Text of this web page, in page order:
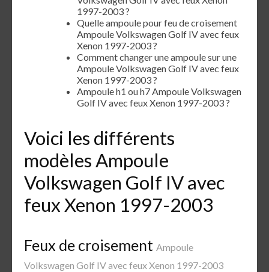
1997-2003 ?
Quelle ampoule pour feu de croisement
Ampoule Volkswagen Golf IV avec feux
Xenon 1997-2003 ?
Comment changer une ampoule sur une
Ampoule Volkswagen Golf IV avec feux
Xenon 1997-2003 ?
Ampoule h1 ou h7 Ampoule Volkswagen
Golf IV avec feux Xenon 1997-2003 ?
Voici les différents
modèles Ampoule
Volkswagen Golf IV avec
feux Xenon 1997-2003
Feux de croisement Ampoule
Volkswagen Golf IV avec feux Xenon 1997-2003